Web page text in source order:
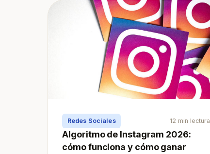
Redes Sociales 12 min lectura
Algoritmo de Instagram 2026:
cómo funciona y cómo ganar